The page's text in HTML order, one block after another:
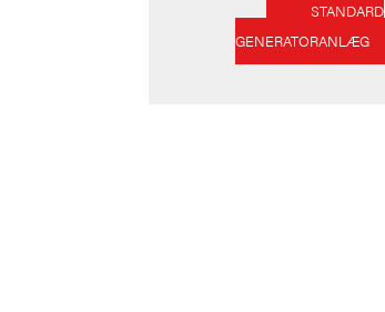
STANDARD
GENERATORANLÆG